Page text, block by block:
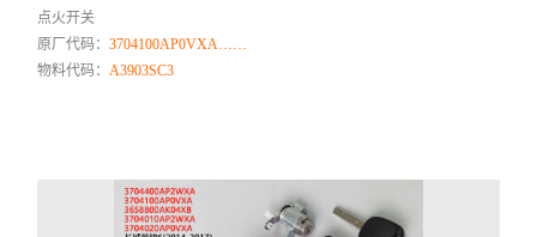
点火开关
原厂代码：3704100AP0VXA……
物料代码：A3903SC3